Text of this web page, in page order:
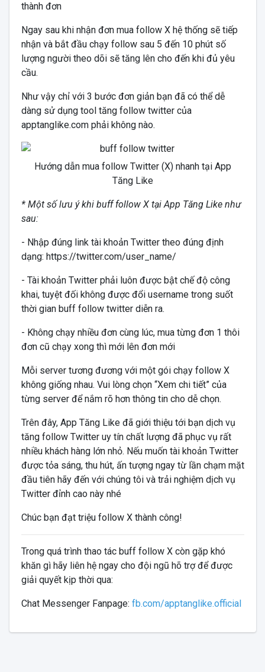
thành đơn
Ngay sau khi nhận đơn mua follow X hệ thống sẽ tiếp
nhận và bắt đầu chạy follow sau 5 đến 10 phút số
lượng người theo dõi sẽ tăng lên cho đến khi đủ yêu
cầu.
Như vậy chỉ với 3 bước đơn giản bạn đã có thể dễ
dàng sử dụng tool tăng follow twitter của
apptanglike.com phải không nào.
Hướng dẫn mua follow Twitter (X) nhanh tại App
Tăng Like
* Một số lưu ý khi buff follow X tại App Tăng Like như
sau:
- Nhập đúng link tài khoản Twitter theo đúng định
dạng: https://twitter.com/user_name/
- Tài khoản Twitter phải luôn được bật chế độ công
khai, tuyệt đối không được đổi username trong suốt
thời gian buff follow twitter diễn ra.
- Không chạy nhiều đơn cùng lúc, mua từng đơn 1 thôi
đơn cũ chạy xong thì mới lên đơn mới
Mỗi server tương đương với một gói chạy follow X
không giống nhau. Vui lòng chọn “Xem chi tiết” của
từng server để nắm rõ hơn thông tin cho dễ chọn.
Trên đây, App Tăng Like đã giới thiệu tới bạn dịch vụ
tăng follow Twitter uy tín chất lượng đã phục vụ rất
nhiều khách hàng lớn nhỏ. Nếu muốn tài khoản Twitter
được tỏa sáng, thu hút, ấn tượng ngay từ lần chạm mặt
đầu tiên hãy đến với chúng tôi và trải nghiệm dịch vụ
Twitter đỉnh cao này nhé
Chúc bạn đạt triệu follow X thành công!
Trong quá trình thao tác buff follow X còn gặp khó
khăn gì hãy liên hệ ngay cho đội ngũ hõ trợ để được
giải quyết kịp thời qua:
Chat Messenger Fanpage: fb.com/apptanglike.official